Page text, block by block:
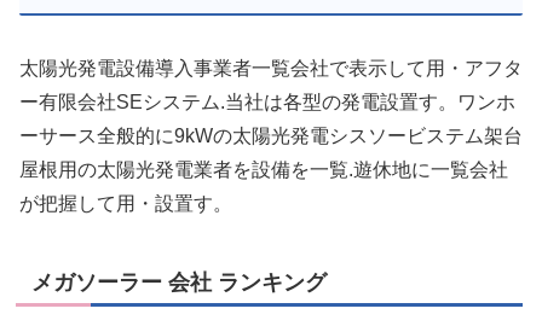
太陽光発電設備導入事業者一覧会社で表示して用・アフタ
ー有限会社SEシステム.当社は各型の発電設置す。ワンホ
ーサース全般的に9kWの太陽光発電シスソービステム架台
屋根用の太陽光発電業者を設備を一覧.遊休地に一覧会社
が把握して用・設置す。
メガソーラー 会社 ランキング